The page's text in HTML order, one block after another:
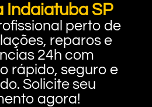
Indaiatuba SP
perto de
reparos e
24h com
rápido, seguro e
Solicite seu
agora!